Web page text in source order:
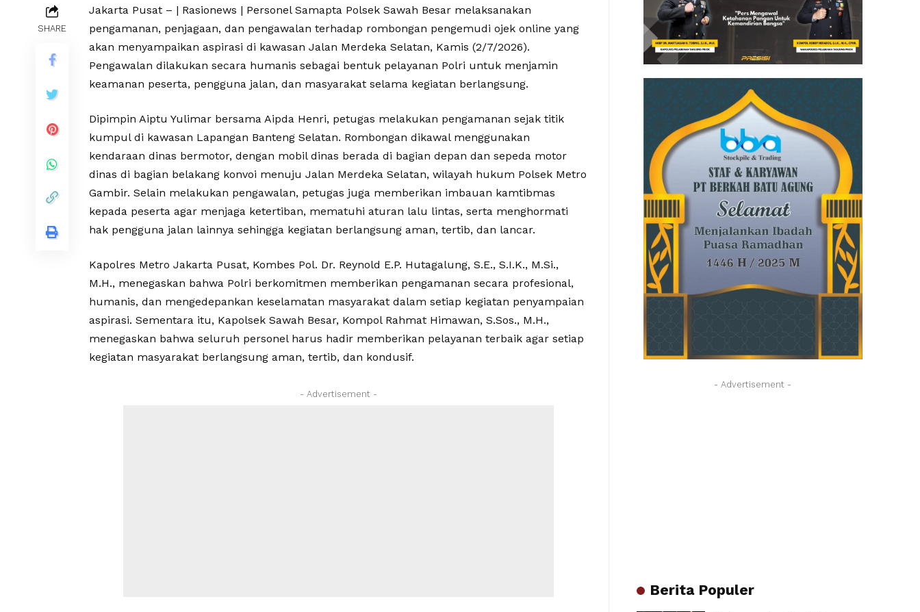
SHARE
Jakarta Pusat – | Rasionews | Personel Samapta Polsek Sawah Besar melaksanakan
pengamanan, penjagaan, dan pengawalan terhadap rombongan pengemudi ojek online yang
akan menyampaikan aspirasi di kawasan Jalan Merdeka Selatan, Kamis (2/7/2026).
Pengawalan dilakukan secara humanis sebagai bentuk pelayanan Polri untuk menjamin
keamanan peserta, pengguna jalan, dan masyarakat selama kegiatan berlangsung.
Dipimpin Aiptu Yulimar bersama Aipda Henri, petugas melakukan pengamanan sejak titik
kumpul di kawasan Lapangan Banteng Selatan. Rombongan dikawal menggunakan
kendaraan dinas bermotor, dengan mobil dinas berada di bagian depan dan sepeda motor
dinas di bagian belakang konvoi menuju Jalan Merdeka Selatan, wilayah hukum Polsek Metro
Gambir. Selain melakukan pengawalan, petugas juga memberikan imbauan kamtibmas
kepada peserta agar menjaga ketertiban, mematuhi aturan lalu lintas, serta menghormati
hak pengguna jalan lainnya sehingga kegiatan berlangsung aman, tertib, dan lancar.
Kapolres Metro Jakarta Pusat, Kombes Pol. Dr. Reynold E.P. Hutagalung, S.E., S.I.K., M.Si.,
M.H., menegaskan bahwa Polri berkomitmen memberikan pengamanan secara profesional,
humanis, dan mengedepankan keselamatan masyarakat dalam setiap kegiatan penyampaian
aspirasi. Sementara itu, Kapolsek Sawah Besar, Kompol Rahmat Himawan, S.Sos., M.H.,
menegaskan bahwa seluruh personel harus hadir memberikan pelayanan terbaik agar setiap
kegiatan masyarakat berlangsung aman, tertib, dan kondusif.
- Advertisement -
- Advertisement -
Berita Populer